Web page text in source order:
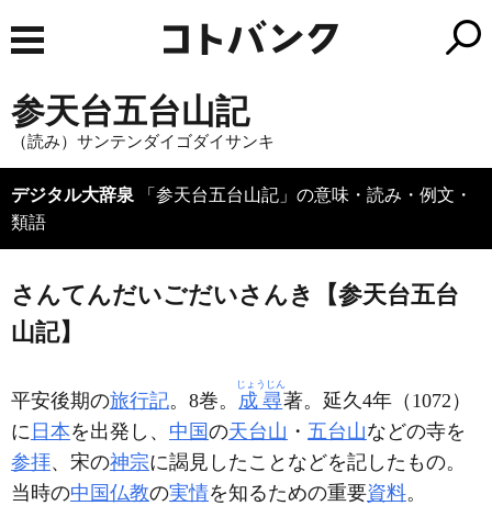
参天台五台山記
（読み）サンテンダイゴダイサンキ
デジタル大辞泉
類語
さんてんだいごだいさんき【参天台五台
山記】
平安後期の旅行記。8巻。 成尋
じょうじん
著。延久4年（1072）
に 日本を出発し、 中国の天台山 ・ 五台山などの寺を
参拝、宋の神宗に謁見したことなどを記したもの。
当時の中国仏教の実情を知るための重要資料。